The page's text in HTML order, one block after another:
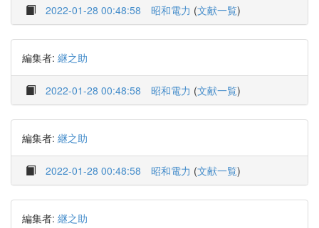
2022-01-28 00:48:58 昭和電力 (文献一覧)
編集者: 継之助
2022-01-28 00:48:58 昭和電力 (文献一覧)
編集者: 継之助
2022-01-28 00:48:58 昭和電力 (文献一覧)
編集者: 継之助